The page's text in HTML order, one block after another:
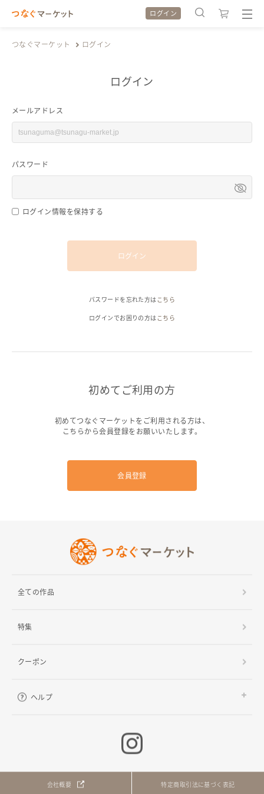
カテゴリから探す
特集から探す
全ての作品をみる
カテゴリから探す
特集から探す
全ての作品をみる
ログイン
つなぐマーケット ログイン
ログイン
メールアドレス
パスワード
ログイン情報を保持する
ログイン
パスワードを忘れた方は こちら
ログインでお困りの方は こちら
初めてご利用の方
初めてつなぐマーケットをご利用される方は、
こちらから会員登録をお願いいたします。
会員登録
全ての作品
特集
クーポン
ヘルプ
会社概要 特定商取引法に基づく表記